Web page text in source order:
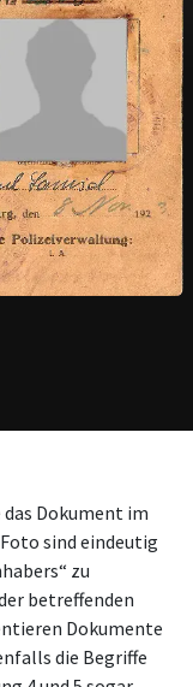
Dokument im
sind eindeutig
zu
betreffenden
Dokumente
die Begriffe